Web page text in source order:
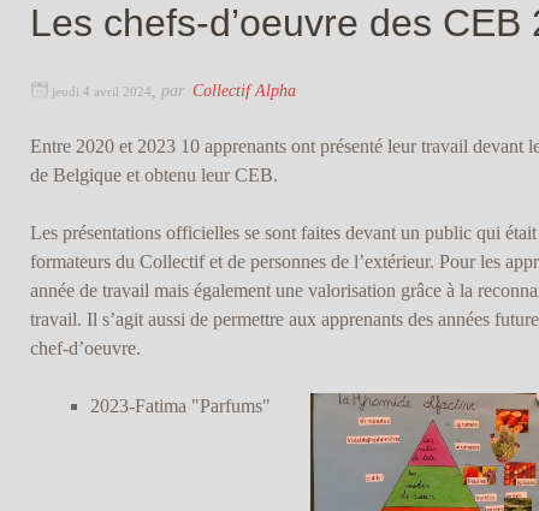
Les chefs-d’oeuvre des
jeudi 4 avril 2024 par Collectif Alpha
Entre 2020 et 2023 10 apprenants ont présenté leur travail devant
de Belgique et obtenu leur CEB.
Les présentations officielles se sont faites devant un public qui était
formateurs du Collectif et de personnes de l’extérieur. Pour les
année de travail mais également une valorisation grâce à la
travail. Il s’agit aussi de permettre aux apprenants des années
chef-d’oeuvre.
2023-Fatima "Parfums"